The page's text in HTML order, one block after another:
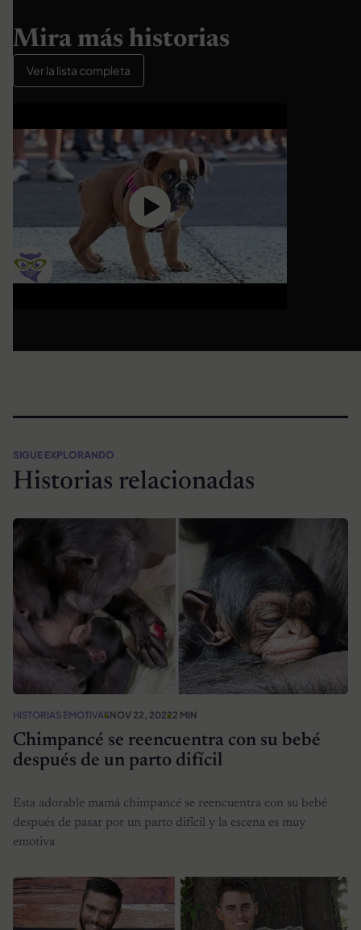
Mira más historias
Ver la lista completa
SIGUE EXPLORANDO
Historias relacionadas
HISTORIAS EMOTIVASNOV 22, 20222 MIN
Chimpancé se reencuentra con su bebé
después de un parto difícil
Esta adorable mamá chimpancé se reencuentra con su bebé
después de pasar por un parto difícil y la escena es muy
emotiva